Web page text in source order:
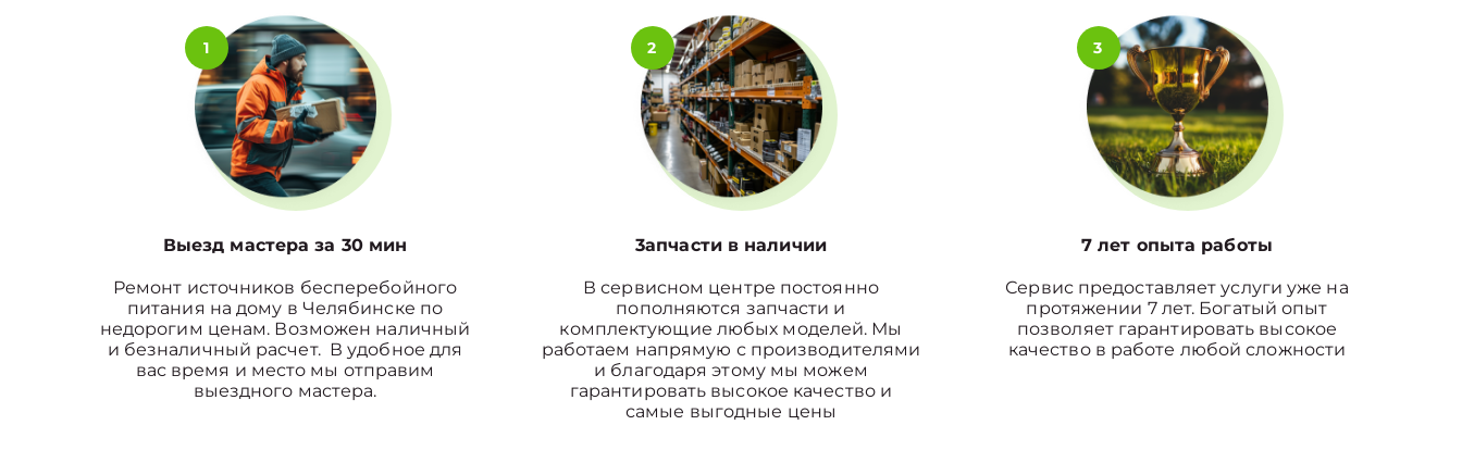
1
Выезд мастера за 30 мин
Ремонт источников бесперебойного
питания на дому в Челябинске по
недорогим ценам. Возможен наличный
и безналичный расчет. В удобное для
вас время и место мы отправим
выездного мастера.
2
3апчасти в наличии
В сервисном центре постоянно
пополняются запчасти и
комплектующие любых моделей. Мы
работаем напрямую с производителями
и благодаря этому мы можем
гарантировать высокое качество и
самые выгодные цены
3
7 лет опыта работы
Сервис предоставляет услуги уже на
протяжении 7 лет. Богатый опыт
позволяет гарантировать высокое
качество в работе любой сложности